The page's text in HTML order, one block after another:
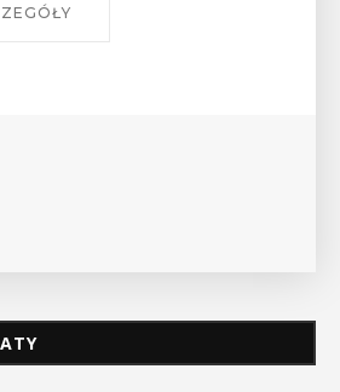
o godz. 17 w Miejskiej